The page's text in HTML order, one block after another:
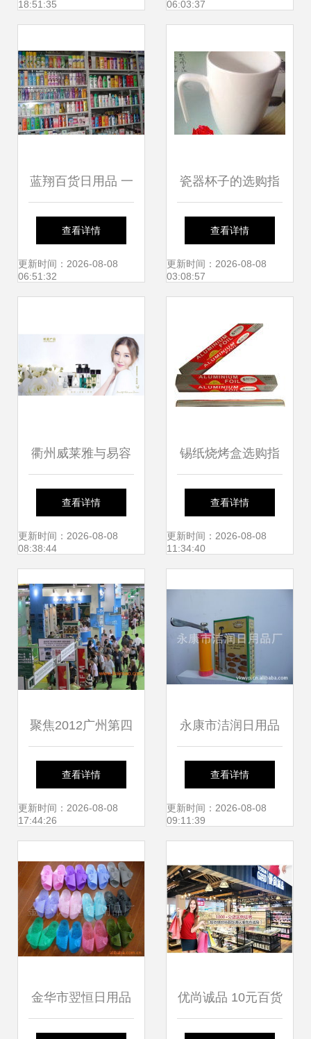
18:51:35
06:03:37
蓝翔百货日用品 一
站式满足您的日常
所需
查看详情
更新时间：2026-08-08
06:51:32
瓷器杯子的选购指
南 从价格、图片到
购买平台全解析
查看详情
更新时间：2026-08-08
03:08:57
衢州威莱雅与易容
速 一个日用百货品
牌的探索
查看详情
更新时间：2026-08-08
08:38:44
锡纸烧烤盒选购指
南 价格、图片与日
用百货列表网使用
查看详情
更新时间：2026-08-08
11:34:40
聚焦2012广州第四
届国际超市商品暨
日用百货采购交易
格趋势全解析
查看详情
更新时间：2026-08-08
17:44:26
永康市洁润日用品
厂饼干机械与日用
百货产品名录
查看详情
更新时间：2026-08-08
09:11:39
金华市翌恒日用品 优尚诚品 10元百货